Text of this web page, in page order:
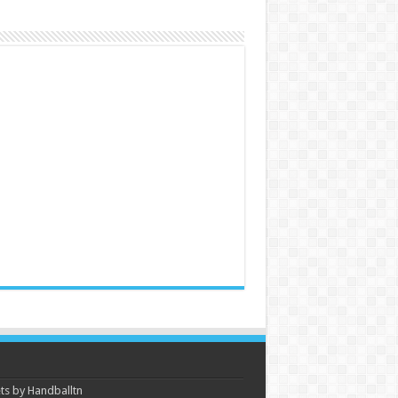
by Handballtn